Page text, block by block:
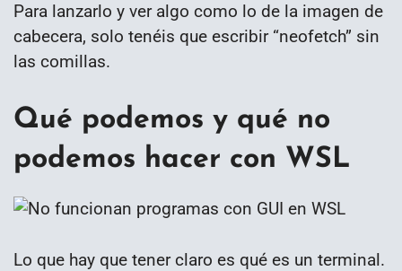
Para lanzarlo y ver algo como lo de la imagen de
cabecera, solo tenéis que escribir “neofetch” sin
las comillas.
Qué podemos y qué no
podemos hacer con WSL
Lo que hay que tener claro es qué es un terminal.